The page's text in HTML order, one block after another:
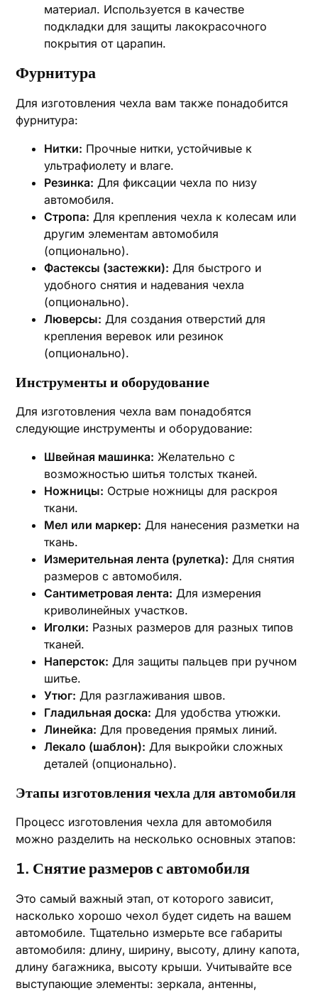
материал. Используется в качестве
подкладки для защиты лакокрасочного
покрытия от царапин.
Фурнитура
Для изготовления чехла вам также понадобится
фурнитура:
Нитки: Прочные нитки‚ устойчивые к
ультрафиолету и влаге.
Резинка: Для фиксации чехла по низу
автомобиля.
Стропа: Для крепления чехла к колесам или
другим элементам автомобиля
(опционально).
Фастексы (застежки): Для быстрого и
удобного снятия и надевания чехла
(опционально).
Люверсы: Для создания отверстий для
крепления веревок или резинок
(опционально).
Инструменты и оборудование
Для изготовления чехла вам понадобятся
следующие инструменты и оборудование:
Швейная машинка: Желательно с
возможностью шитья толстых тканей.
Ножницы: Острые ножницы для раскроя
ткани.
Мел или маркер: Для нанесения разметки на
ткань.
Измерительная лента (рулетка): Для снятия
размеров с автомобиля.
Сантиметровая лента: Для измерения
криволинейных участков.
Иголки: Разных размеров для разных типов
тканей.
Наперсток: Для защиты пальцев при ручном
шитье.
Утюг: Для разглаживания швов.
Гладильная доска: Для удобства утюжки.
Линейка: Для проведения прямых линий.
Лекало (шаблон): Для выкройки сложных
деталей (опционально).
Этапы изготовления чехла для автомобиля
Процесс изготовления чехла для автомобиля
можно разделить на несколько основных этапов:
1. Снятие размеров с автомобиля
Это самый важный этап‚ от которого зависит‚
насколько хорошо чехол будет сидеть на вашем
автомобиле. Тщательно измерьте все габариты
автомобиля: длину‚ ширину‚ высоту‚ длину капота‚
длину багажника‚ высоту крыши. Учитывайте все
выступающие элементы: зеркала‚ антенны‚